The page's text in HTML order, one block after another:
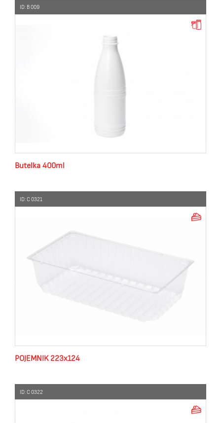
ID: B 009
Butelka 400ml
ID: C 0321
POJEMNIK 223x124
ID: C 0322